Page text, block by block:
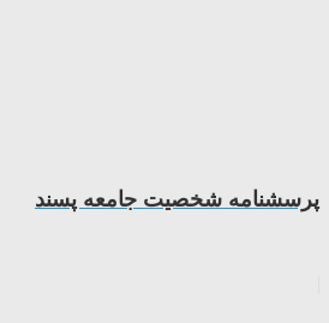
پرسشنامه شخصیت جامعه پسند